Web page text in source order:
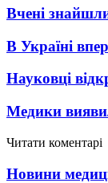
Вчені
В Україні
Науковці
Медики
Читати коментарі
Новини